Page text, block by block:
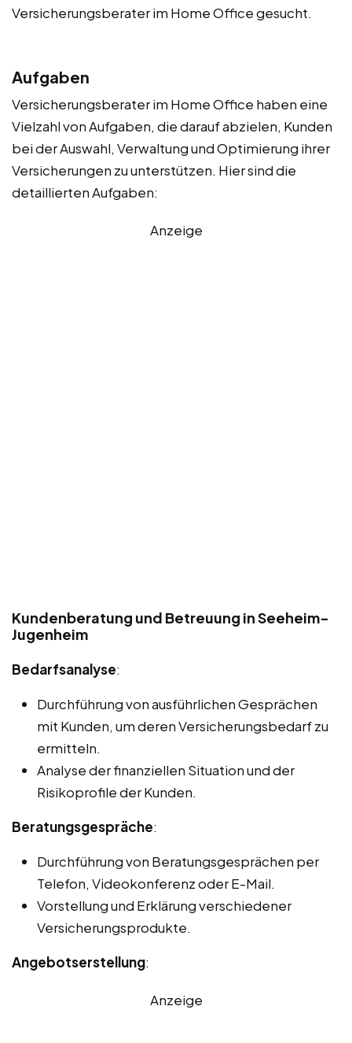
Versicherungsberater im Home Office gesucht.
Aufgaben
Versicherungsberater im Home Office haben eine
Vielzahl von Aufgaben, die darauf abzielen, Kunden
bei der Auswahl, Verwaltung und Optimierung ihrer
Versicherungen zu unterstützen. Hier sind die
detaillierten Aufgaben:
Anzeige
Kundenberatung und Betreuung in Seeheim-
Jugenheim
Bedarfsanalyse:
Durchführung von ausführlichen Gesprächen
mit Kunden, um deren Versicherungsbedarf zu
ermitteln.
Analyse der finanziellen Situation und der
Risikoprofile der Kunden.
Beratungsgespräche:
Durchführung von Beratungsgesprächen per
Telefon, Videokonferenz oder E-Mail.
Vorstellung und Erklärung verschiedener
Versicherungsprodukte.
Angebotserstellung:
Anzeige